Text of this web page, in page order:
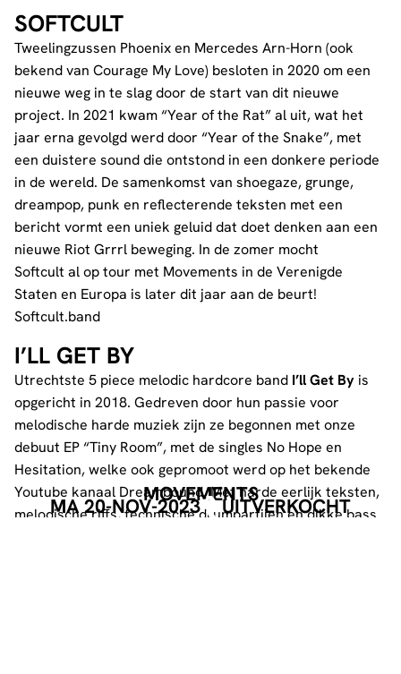
MOVEMENTS
MA 20-NOV-2023 UITVERKOCHT
SOFTCULT
Tweelingzussen Phoenix en Mercedes Arn-Horn (ook
bekend van Courage My Love) besloten in 2020 om een
nieuwe weg in te slag door de start van dit nieuwe
project. In 2021 kwam “Year of the Rat” al uit, wat het
jaar erna gevolgd werd door “Year of the Snake”, met
een duistere sound die ontstond in een donkere periode
in de wereld. De samenkomst van shoegaze, grunge,
dreampop, punk en reflecterende teksten met een
bericht vormt een uniek geluid dat doet denken aan een
nieuwe Riot Grrrl beweging. In de zomer mocht
Softcult al op tour met Movements in de Verenigde
Staten en Europa is later dit jaar aan de beurt!
Softcult.band
I’LL GET BY
Utrechtste 5 piece melodic hardcore band I’ll Get By is
opgericht in 2018. Gedreven door hun passie voor
melodische harde muziek zijn ze begonnen met onze
debuut EP “Tiny Room”, met de singles No Hope en
Hesitation, welke ook gepromoot werd op het bekende
Youtube kanaal Dreambound. Met harde eerlijk teksten,
melodische riffs, technische drumpartijen en dikke bass